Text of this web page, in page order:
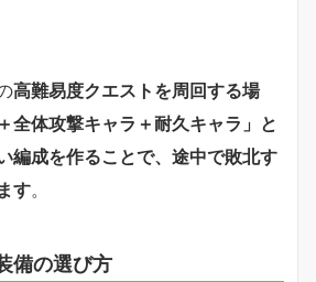
高難易度クエストを周回する場
全体攻撃キャラ＋耐久キャラ」と
編成を作ることで、途中で敗北す
す。
備の選び方